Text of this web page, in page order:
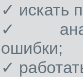
✓ искать
✓
ошибки;
✓